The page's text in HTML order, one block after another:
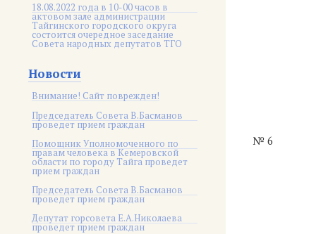
18.08.2022 года в 10-00 часов в
актовом зале администрации
Тайгинского городского округа
состоится очередное заседание
Совета народных депутатов ТГО
Новости
Внимание! Сайт поврежден!
Председатель Совета В.Басманов
проведет прием граждан
Помощник Уполномоченного по
правам человека в Кемеровской
области по городу Тайга проведет
прием граждан
Председатель Совета В.Басманов
проведет прием граждан
Депутат горсовета Е.А.Николаева
проведет прием граждан
№ 6